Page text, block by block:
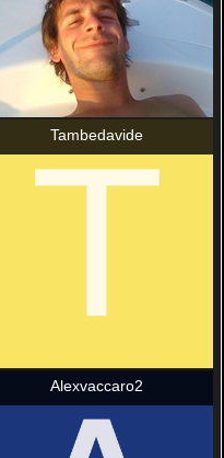
Tambedavide
Alexvaccaro2